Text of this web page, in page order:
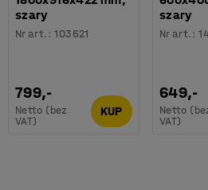
szary
Nr art. :103621
799,-
Netto (bez
VAT)
KUP
szary
Nr art. :
649,-
Netto
VAT)